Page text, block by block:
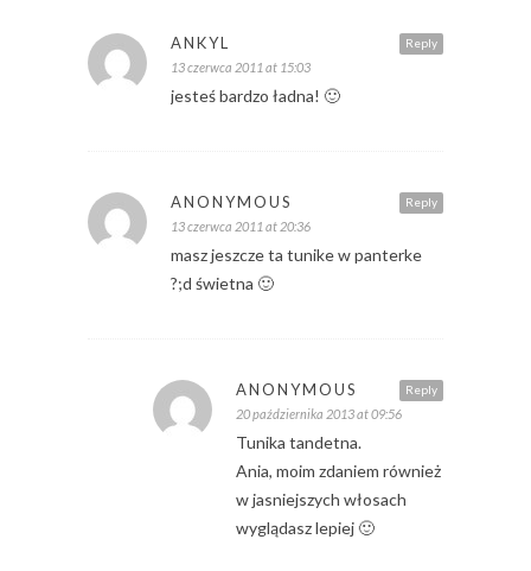
Reply
ANKYL
13 czerwca 2011 at 15:03
jesteś bardzo ładna! 🙂
Reply
ANONYMOUS
13 czerwca 2011 at 20:36
masz jeszcze ta tunike w panterke
?;d świetna 🙂
Reply
ANONYMOUS
20 października 2013 at 09:56
Tunika tandetna.
Ania, moim zdaniem również
w jasniejszych włosach
wyglądasz lepiej 🙂